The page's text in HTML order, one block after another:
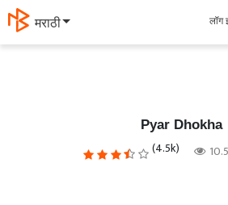
मराठी लॉग
Pyar Dhokha
(4.5k)